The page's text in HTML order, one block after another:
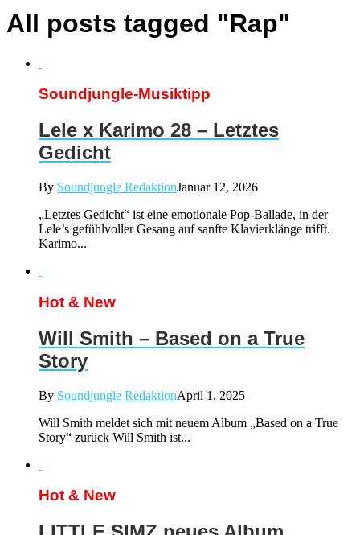
All posts tagged "Rap"
Soundjungle-Musiktipp
Lele x Karimo 28 – Letztes
Gedicht
By Soundjungle RedaktionJanuar 12, 2026
„Letztes Gedicht“ ist eine emotionale Pop-Ballade, in der
Lele’s gefühlvoller Gesang auf sanfte Klavierklänge trifft.
Karimo...
Hot & New
Will Smith – Based on a True
Story
By Soundjungle RedaktionApril 1, 2025
Will Smith meldet sich mit neuem Album „Based on a True
Story“ zurück Will Smith ist...
Hot & New